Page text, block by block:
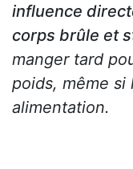
influence
corps brûle et
manger tard
poids, même si
alimentation.